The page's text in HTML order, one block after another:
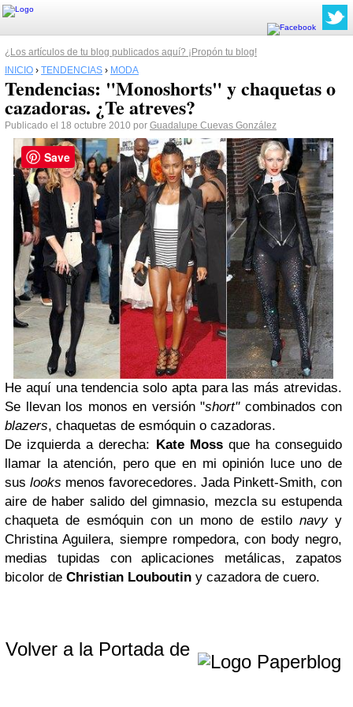
¿Los artículos de tu blog publicados aquí? ¡Propón tu blog!
INICIO › TENDENCIAS › MODA
Tendencias: "Monoshorts" y chaquetas o
cazadoras. ¿Te atreves?
Publicado el 18 octubre 2010 por Guadalupe Cuevas González
He aquí una tendencia solo apta para las más atrevidas.
Se llevan los monos en versión "short"combinados con
blazers, chaquetas de esmóquin o cazadoras.
De izquierda a derecha: Kate Mossque ha conseguido
llamar la atención, pero que en mi opinión luce uno de
sus looks menos favorecedores. Jada Pinkett-Smith, con
aire de haber salido del gimnasio, mezcla su estupenda
chaqueta de esmóquin con un mono de estilo navyy
Christina Aguilera, siempre rompedora, con body negro,
medias tupidas con aplicaciones metálicas, zapatos
bicolor de Christian Louboutin y cazadora de cuero.
Volver a la Portada de
Save